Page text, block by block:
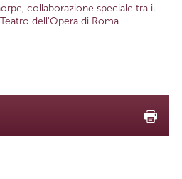
collaborazione speciale tra il
dell'Opera di Roma